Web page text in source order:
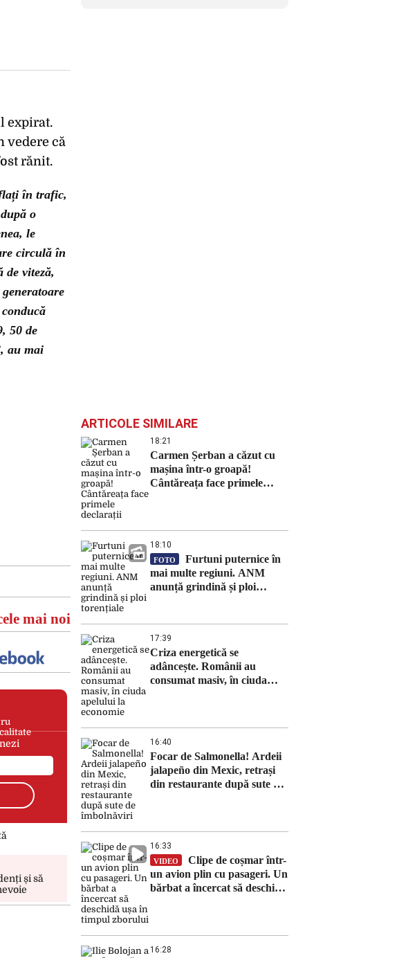
expirat.
vedere că
rănit.
în trafic,
o
le
circulă în
viteză,
50 de
au mai
mai noi
și să
ARTICOLE SIMILARE
18:21
Carmen Șerban a căzut cu
mașina într-o groapă!
Cântăreața face primele
18:10
FOTO
Furtuni puternice în
mai multe regiuni. ANM
anunță grindină și ploi
17:39
Criza energetică se
adâncește. Românii au
consumat masiv, în ciuda
16:40
Focar de Salmonella! Ardeii
jalapeño din Mexic, retrași
din restaurante după sute de
16:33
VIDEO
Clipe de coșmar într-
un avion plin cu pasageri. Un
bărbat a încercat să deschidă
16:28